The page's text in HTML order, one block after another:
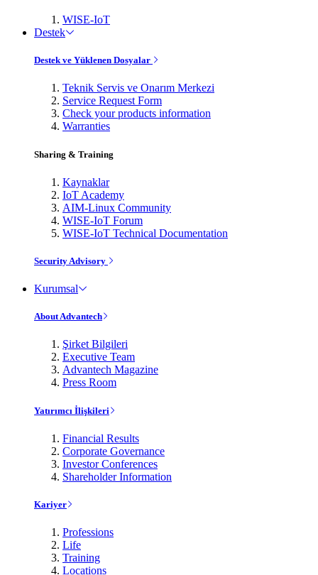
WISE-IoT
Destek
Destek ve Yüklenen Dosyalar
Teknik Servis ve Onarım Merkezi
Service Request Form
Check your products information
Warranties
Sharing & Training
Kaynaklar
IoT Academy
AIM-Linux Community
WISE-IoT Forum
WISE-IoT Technical Documentation
Security Advisory
Kurumsal
About Advantech
Şirket Bilgileri
Executive Team
Advantech Magazine
Press Room
Yatırımcı İlişkileri
Financial Results
Corporate Governance
Investor Conferences
Shareholder Information
Kariyer
Professions
Life
Training
Locations